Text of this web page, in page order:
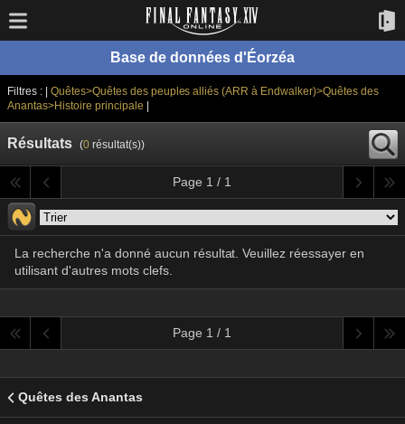
Base de données d'Éorzéa
Filtres : | Quêtes>Quêtes des peuples alliés (ARR à Endwalker)>Quêtes des
Anantas>Histoire principale
Résultats (0résultat(s))
Page 1 / 1
La recherche n'a donné aucun résultat. Veuillez réessayer en
utilisant d'autres mots clefs.
Page 1 / 1
Quêtes des Anantas